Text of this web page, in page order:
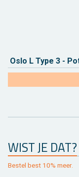
Oslo L Type 3 -
WIST JE DAT?
Be­stel best 10% meer.